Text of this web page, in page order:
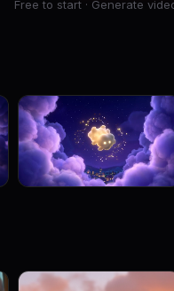
Free to start · Generate